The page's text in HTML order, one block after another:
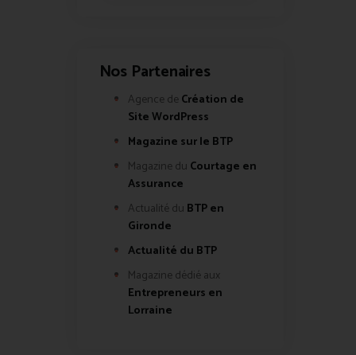
Nos Partenaires
Agence de Création de
Site WordPress
Magazine sur le BTP
Magazine du Courtage en
Assurance
Actualité du BTP en
Gironde
Actualité du BTP
Magazine dédié aux
Entrepreneurs en
Lorraine